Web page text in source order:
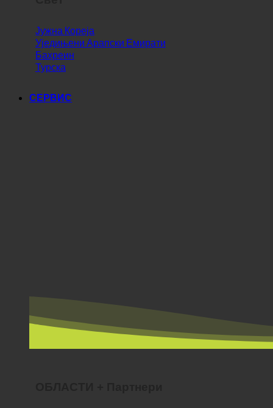
Јужна Кореја
Уједињени Арапски Емирати
Бахреин
Турска
СЕРВИС